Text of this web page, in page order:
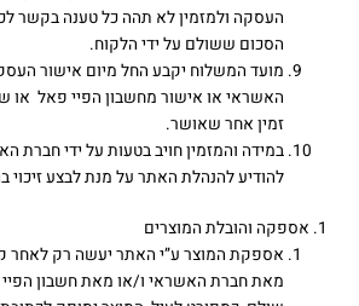
העסקה ולמזמין לא תהה כל טענה בקשר
הסכום ששולם על ידי הלקוח.
מועד המשלוח יקבע החל מיום אישור
האשראי או אישור מחשבון הפיי פאל או
זמין אחר שאושר.
במידה והמזמין חויב בטעות על ידי חברת
להודיע להנהלת האתר על מנת לבצע זיכוי
אספקה והובלת המוצרים
אספקת המוצר ע”י האתר יעשה רק לאחר
מאת חברת האשראי ו/או מאת חשבון